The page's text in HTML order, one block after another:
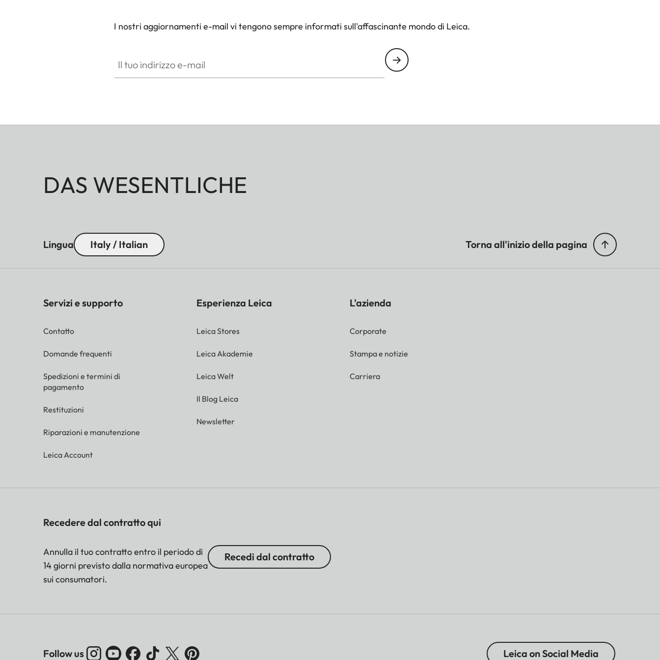
I nostri aggiornamenti e-mail vi tengono sempre informati sull'affascinante mondo di Leica.
DAS WESENTLICHE
Lingua Italy / Italian Torna all'inizio della pagina
Servizi e supporto
Contatto
Domande frequenti
Spedizioni e termini di
pagamento
Restituzioni
Riparazioni e manutenzione
Leica Account
Esperienza Leica
Leica Stores
Leica Akademie
Leica Welt
Il Blog Leica
Newsletter
L'azienda
Corporate
Stampa e notizie
Carriera
Recedere dal contratto qui
Annulla il tuo contratto entro il periodo di
14 giorni previsto dalla normativa europea
sui consumatori.
Recedi dal contratto
Follow us Leica on Social Media